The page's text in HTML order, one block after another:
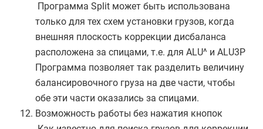
Программа Split может быть использована
только для тех схем установки грузов, когда
внешняя плоскость коррекции дисбаланса
расположена за спицами, т.е. для ALU^ и ALU3P
Программа позволяет так разделить величину
балансировочного груза на две части, чтобы
обе эти части оказались за спицами.
Возможность работы без нажатия кнопок